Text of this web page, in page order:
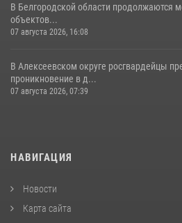
В Белгородской области продолжаются
объектов...
07 августа 2026, 16:08
В Алексеевском округе росгвардейцы
проникновение в д...
07 августа 2026, 07:39
НАВИГАЦИЯ
Новости
Карта сайта